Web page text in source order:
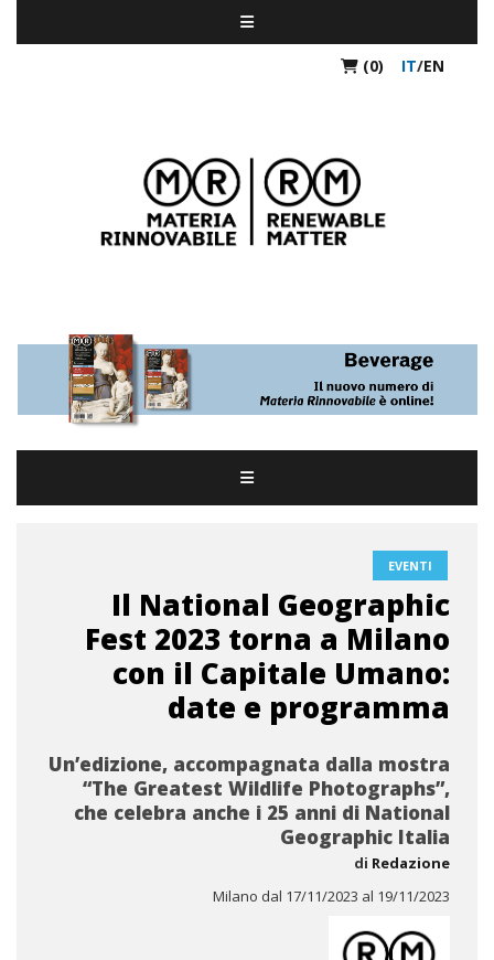
(0) IT/EN
EVENTI
Il National Geographic
Fest 2023 torna a Milano
con il Capitale Umano:
date e programma
Un’edizione, accompagnata dalla mostra
“The Greatest Wildlife Photographs”,
che celebra anche i 25 anni di National
Geographic Italia
di Redazione
Milano dal 17/11/2023 al 19/11/2023